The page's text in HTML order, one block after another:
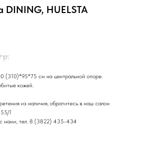
DINING, HUELSTA
р.
(310)*95*75 см на центральной опоре.
кожей.
из наличия, обратитесь в наш салон
1
с нами, тел. 8 (3822) 435-434